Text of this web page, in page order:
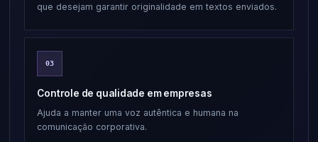
que desejam garantir originalidade em textos enviados.
03
Controle de qualidade em empresas
Ajuda a manter uma voz autêntica e humana na
comunicação corporativa.